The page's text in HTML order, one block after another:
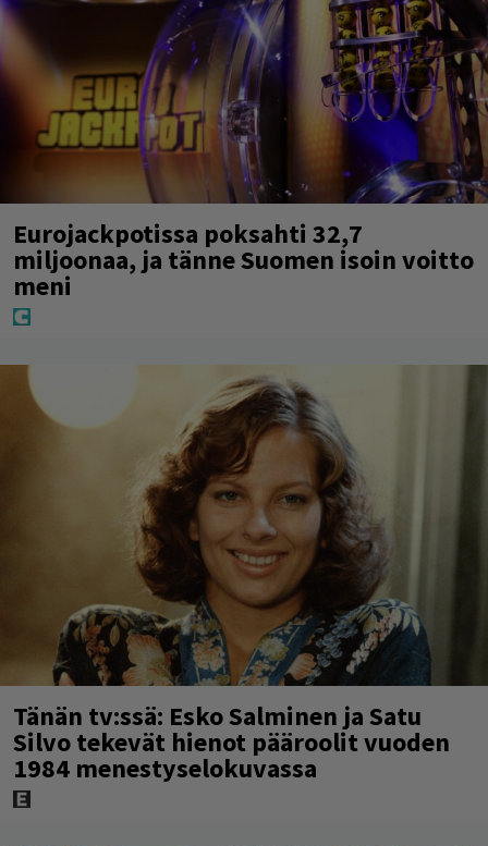
Eurojackpotissa poksahti 32,7
miljoonaa, ja tänne Suomen isoin voitto
meni
Tänän tv:ssä: Esko Salminen ja Satu
Silvo tekevät hienot pääroolit vuoden
1984 menestyselokuvassa